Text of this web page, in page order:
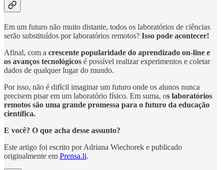
Em um futuro não muito distante, todos os laboratórios de ciências
serão substituídos por laboratórios remotos? Isso pode acontecer!
Afinal, com a crescente popularidade do aprendizado on-line e
os avanços tecnológicos é possível realizar experimentos e coletar
dados de qualquer lugar do mundo.
Por isso, não é difícil imaginar um futuro onde os alunos nunca
precisem pisar em um laboratório físico. Em suma, os laboratórios
remotos são uma grande promessa para o futuro da educação
científica.
E você? O que acha desse assunto?
Este artigo foi escrito por Adriana Wiechorek e publicado
originalmente em Prensa.li.